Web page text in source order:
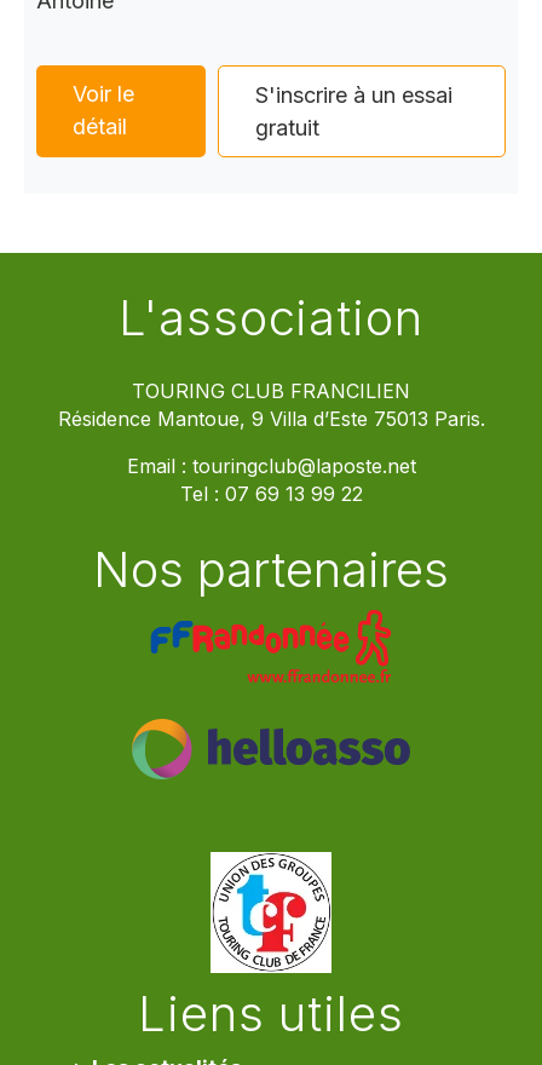
Voir le
détail
S'inscrire à un essai
gratuit
L'association
TOURING CLUB FRANCILIEN
Résidence Mantoue, 9 Villa d’Este 75013 Paris.
Email : touringclub@laposte.net
Tel : 07 69 13 99 22
Nos partenaires
Liens utiles